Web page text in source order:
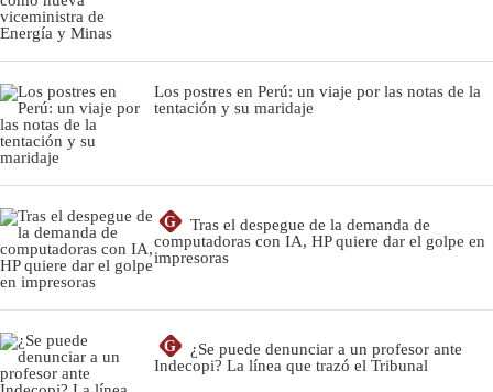
Los postres en Perú: un viaje por las notas de la
tentación y su maridaje
G
Tras el despegue de la demanda de
computadoras con IA, HP quiere dar el golpe en
impresoras
G
¿Se puede denunciar a un profesor ante
Indecopi? La línea que trazó el Tribunal